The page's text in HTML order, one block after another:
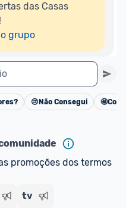
das Casas
grupo
Cancelar
😢 Não Consegui 🤩
promoções dos termos
tv